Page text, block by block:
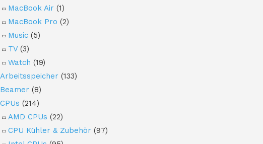
MacBook Air (1)
MacBook Pro (2)
Music (5)
TV (3)
Watch (19)
Arbeitsspeicher (133)
Beamer (8)
CPUs (214)
AMD CPUs (22)
CPU Kühler & Zubehör (97)